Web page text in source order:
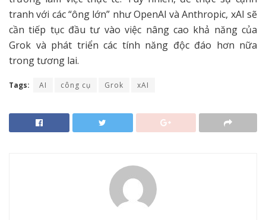
tranh với các “ông lớn” như OpenAI và Anthropic, xAI sẽ
cần tiếp tục đầu tư vào việc nâng cao khả năng của
Grok và phát triển các tính năng độc đáo hơn nữa
trong tương lai.
Tags: AI công cụ Grok xAI